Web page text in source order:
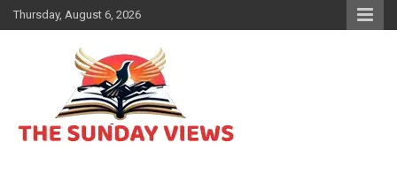
Skip
to
Thursday, August 6, 2026